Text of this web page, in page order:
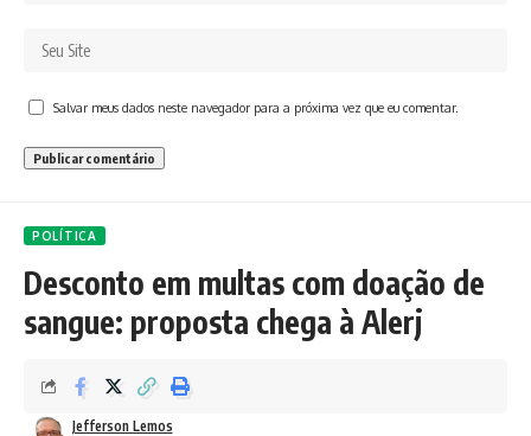
Salvar meus dados neste navegador para a próxima vez que eu comentar.
POLÍTICA
Desconto em multas com doação de
sangue: proposta chega à Alerj
Jefferson Lemos